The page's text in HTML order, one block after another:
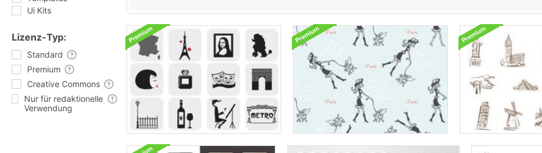
Ui Kits
Lizenz-Typ:
Standard
Premium
Creative Commons
Nur für redaktionelle
Verwendung